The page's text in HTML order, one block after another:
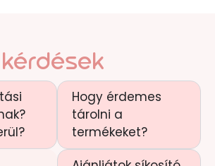
Hogy érdemes
tárolni a
termékeket?